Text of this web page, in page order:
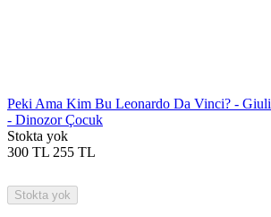
Peki Ama Kim Bu Leonardo Da Vinci? -
- Dinozor Çocuk
Stokta yok
300 TL 255 TL
Stokta yok